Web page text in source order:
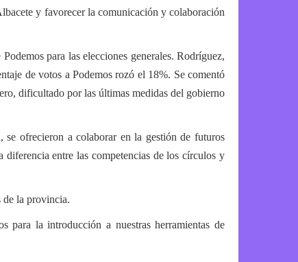
y favorecer la comunicación y colaboración
para las elecciones generales. Rodríguez,
de votos a Podemos rozó el 18%. Se comentó
dificultado por las últimas medidas del gobierno
ofrecieron a colaborar en la gestión de futuros
entre las competencias de los círculos y
de la provincia.
para la introducción a nuestras herramientas de